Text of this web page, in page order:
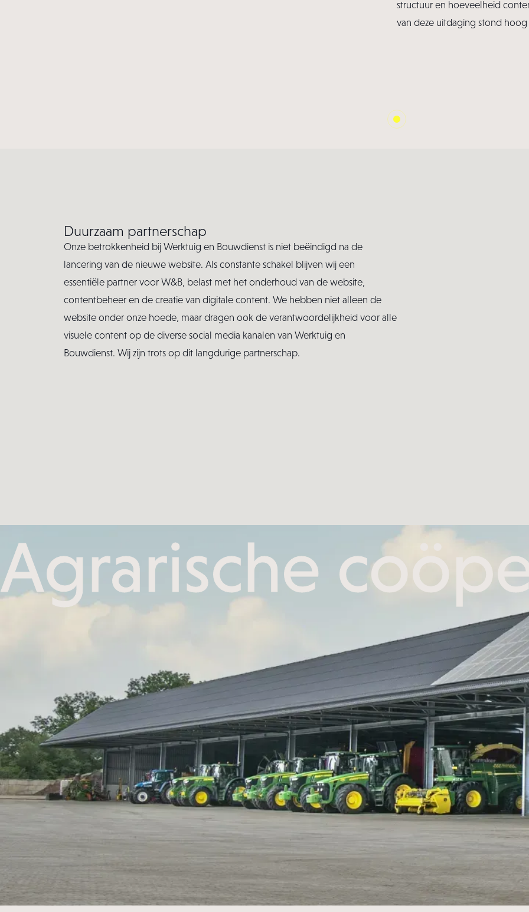
structuur en hoeveelheid
van deze uitdaging stond
Duurzaam partnerschap
Onze betrokkenheid bij Werktuig en Bouwdienst is niet beëindigd na de
lancering van de nieuwe website. Als constante schakel blijven wij een
essentiële partner voor W&B, belast met het onderhoud van de website,
contentbeheer en de creatie van digitale content. We hebben niet alleen de
website onder onze hoede, maar dragen ook de verantwoordelijkheid voor alle
visuele content op de diverse social media kanalen van Werktuig en
Bouwdienst. Wij zijn trots op dit langdurige partnerschap.
Agrarische